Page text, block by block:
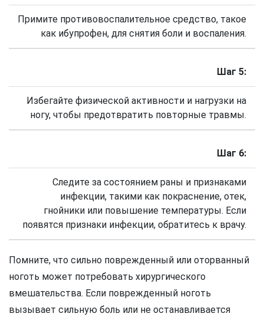
Примите противовоспалительное средство, такое
как ибупрофен, для снятия боли и воспаления.
Шаг 5:
Избегайте физической активности и нагрузки на
ногу, чтобы предотвратить повторные травмы.
Шаг 6:
Следите за состоянием раны и признаками
инфекции, такими как покраснение, отек,
гнойники или повышение температуры. Если
появятся признаки инфекции, обратитесь к врачу.
Помните, что сильно поврежденный или оторванный
ноготь может потребовать хирургического
вмешательства. Если поврежденный ноготь
вызывает сильную боль или не останавливается